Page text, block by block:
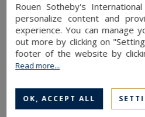
Dominant élégamment
cette propriété de
parc de 1 010 m², en partie
agrémenté de pins
la fois dégagée sur la mer
campagne environnante,
Rouen Sotheby's
personalize content and
experience. You can manage
out more by clicking on
footer of the website by
Read more...
OK, ACCEPT ALL